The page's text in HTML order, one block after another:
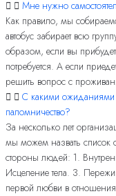
Мне нужно
Как правило, мы
автобус забирает всю
образом, если вы
потребуется. А если
решить вопрос с
С какими ожиданиями
паломничество?
За несколько лет
мы можем назвать список
стороны людей: 1.
Исцеление тела. 3.
первой любви в